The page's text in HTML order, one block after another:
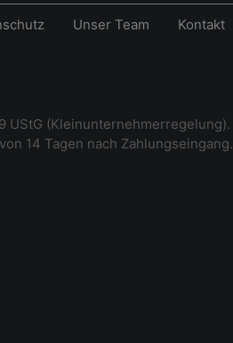
Unser Team Kontakt
14 Tagen nach